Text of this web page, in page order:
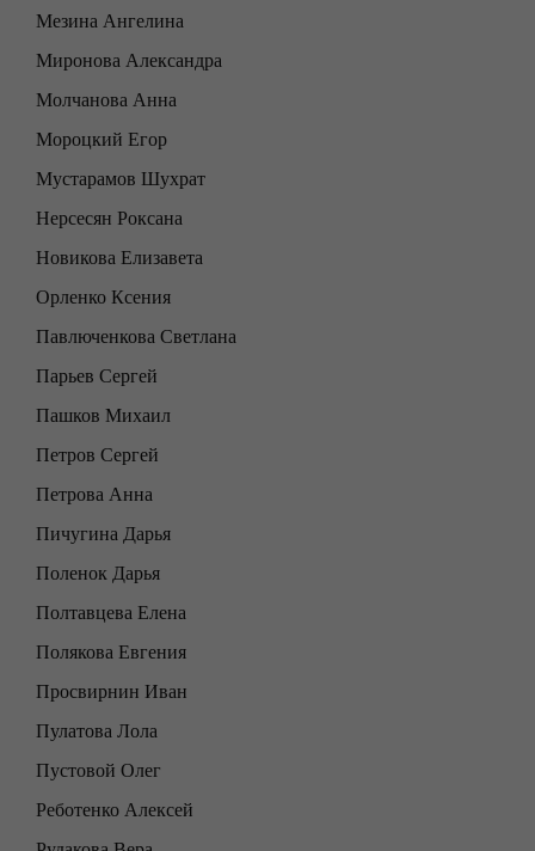
Мезина Ангелина
Миронова Александра
Молчанова Анна
Мороцкий Егор
Мустарамов Шухрат
Нерсесян Роксана
Новикова Елизавета
Орленко Ксения
Павлюченкова Светлана
Парьев Сергей
Пашков Михаил
Петров Сергей
Петрова Анна
Пичугина Дарья
Поленок Дарья
Полтавцева Елена
Полякова Евгения
Просвирнин Иван
Пулатова Лола
Пустовой Олег
Реботенко Алексей